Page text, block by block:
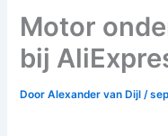
Motor
bij
DoorAlexander van Dijl/